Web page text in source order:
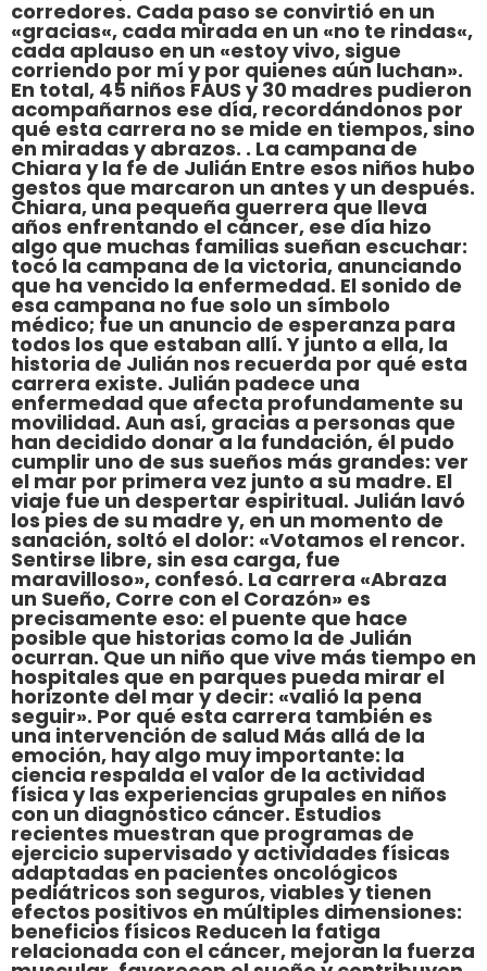
corredores. Cada paso se convirtió en un
«gracias«, cada mirada en un «no te rindas«,
cada aplauso en un «estoy vivo, sigue
corriendo por mí y por quienes aún luchan».
En total, 45 niños FAUS y 30 madres pudieron
acompañarnos ese día, recordándonos por
qué esta carrera no se mide en tiempos, sino
en miradas y abrazos. . La campana de
Chiara y la fe de Julián Entre esos niños hubo
gestos que marcaron un antes y un después.
Chiara, una pequeña guerrera que lleva
años enfrentando el cáncer, ese día hizo
algo que muchas familias sueñan escuchar:
tocó la campana de la victoria, anunciando
que ha vencido la enfermedad. El sonido de
esa campana no fue solo un símbolo
médico; fue un anuncio de esperanza para
todos los que estaban allí. Y junto a ella, la
historia de Julián nos recuerda por qué esta
carrera existe. Julián padece una
enfermedad que afecta profundamente su
movilidad. Aun así, gracias a personas que
han decidido donar a la fundación, él pudo
cumplir uno de sus sueños más grandes: ver
el mar por primera vez junto a su madre. El
viaje fue un despertar espiritual. Julián lavó
los pies de su madre y, en un momento de
sanación, soltó el dolor: «Votamos el rencor.
Sentirse libre, sin esa carga, fue
maravilloso», confesó. La carrera «Abraza
un Sueño, Corre con el Corazón» es
precisamente eso: el puente que hace
posible que historias como la de Julián
ocurran. Que un niño que vive más tiempo en
hospitales que en parques pueda mirar el
horizonte del mar y decir: «valió la pena
seguir». Por qué esta carrera también es
una intervención de salud Más allá de la
emoción, hay algo muy importante: la
ciencia respalda el valor de la actividad
física y las experiencias grupales en niños
con un diagnóstico cáncer. Estudios
recientes muestran que programas de
ejercicio supervisado y actividades físicas
adaptadas en pacientes oncológicos
pediátricos son seguros, viables y tienen
efectos positivos en múltiples dimensiones:
beneficios físicos Reducen la fatiga
relacionada con el cáncer, mejoran la fuerza